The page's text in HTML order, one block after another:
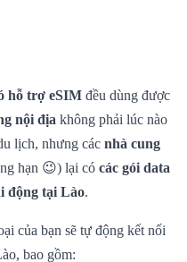
hỗ trợ eSIM đều dùng được
nội địa không phải lúc nào
lịch, nhưng các nhà cung
hạn 😉) lại có các gói data
động tại Lào.
của bạn sẽ tự động kết nối
bao gồm: